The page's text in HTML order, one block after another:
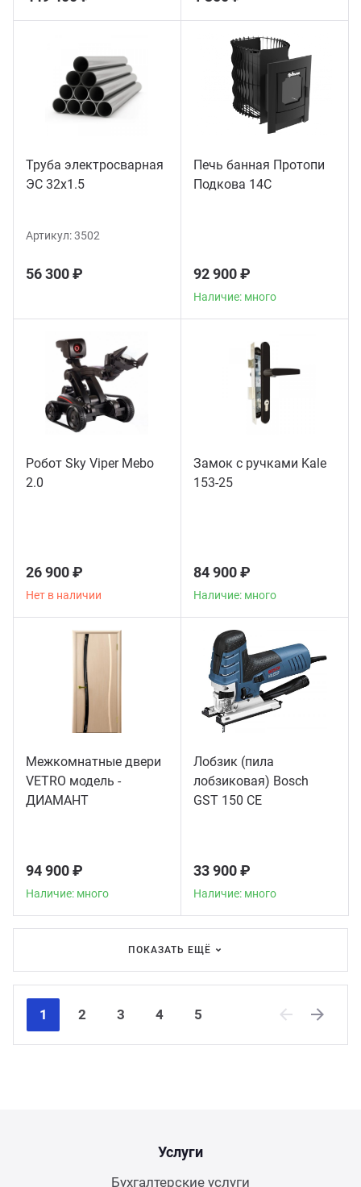
Труба электросварная
ЭС 32x1.5
Артикул:3502
56 300 ₽
Печь банная Протопи
Подкова 14С
92 900 ₽
Наличие: много
Робот Sky Viper Mebo
2.0
26 900 ₽
Нет в наличии
Замок с ручками Kale
153-25
84 900 ₽
Наличие: много
Межкомнатные двери
VETRO модель -
ДИАМАНТ
94 900 ₽
Наличие: много
Лобзик (пила
лобзиковая) Bosch
GST 150 CE
33 900 ₽
Наличие: много
ПОКАЗАТЬ ЕЩЁ
1 2 3 4
5
Услуги
Бухгалтерские услуги